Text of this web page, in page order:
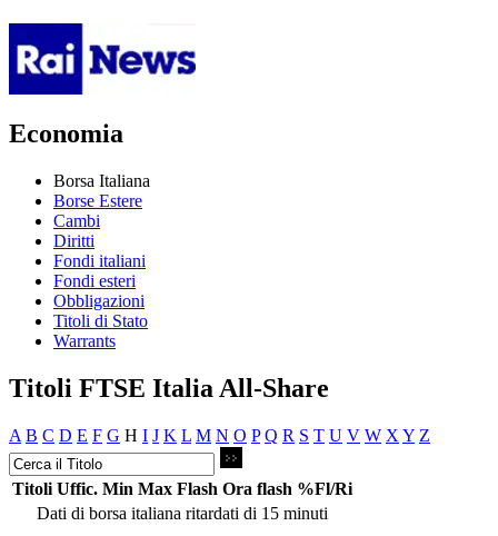
Economia
Borsa Italiana
Borse Estere
Cambi
Diritti
Fondi italiani
Fondi esteri
Obbligazioni
Titoli di Stato
Warrants
Titoli FTSE Italia All-Share
A B C D E F G H I J K L M N O P Q R S T U V W X Y Z
Titoli Uffic. Min Max Flash Ora flash %Fl/Ri
Dati di borsa italiana ritardati di 15 minuti